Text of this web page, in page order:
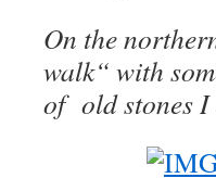
On the
walk“ with
of old stones I